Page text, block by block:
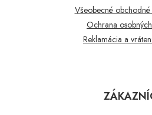
Všeobecné
Ochrana
Reklamácia a